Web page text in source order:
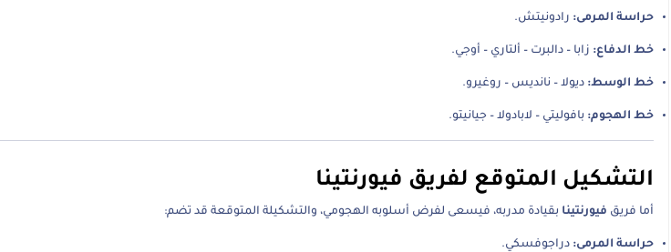
حراسة المرمى: رادونيتش.
خط الدفاع: زابا – دالبرت – ألتاري – أوجي.
خط الوسط: ديولا – نانديس – روغيرو.
خط الهجوم: بافوليتي – لابادولا – جيانيتو.
التشكيل المتوقع لفريق فيورنتينا
أما فريق فيورنتينا بقيادة مدربه، فيسعى لفرض أسلوبه الهجومي، والتشكيلة المتوقعة قد تضم:
حراسة المرمى: دراجوفسكي.